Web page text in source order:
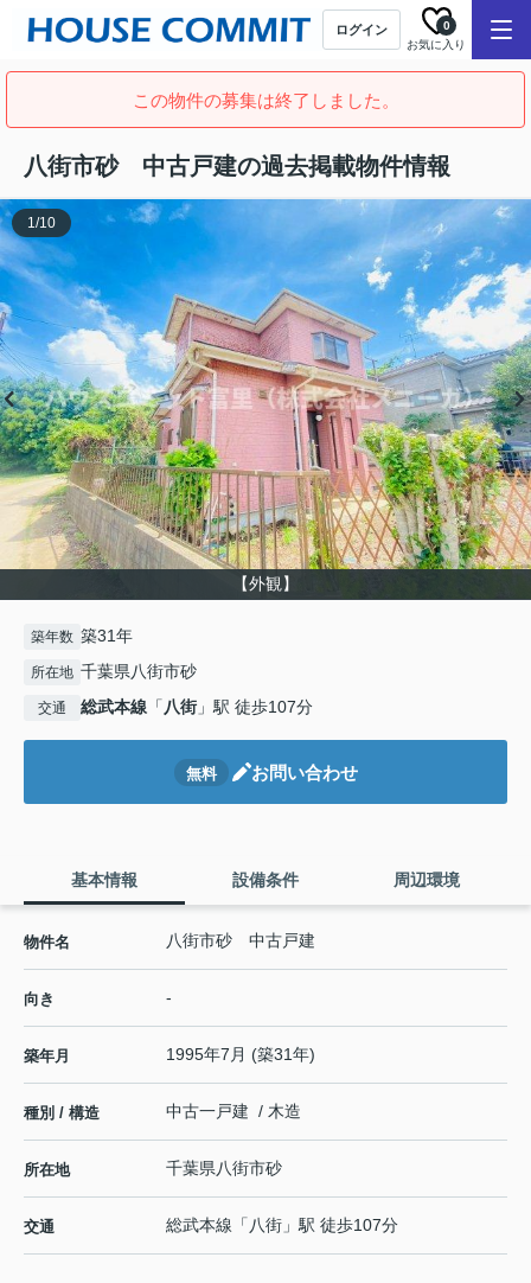
ログイン
お気に入り
0
この物件の募集は終了しました。
八街市砂 中古戸建の過去掲載物件情報
【外観】
1/10
築年数 築31年
所在地 千葉県八街市砂
交通 総武本線 「八街」駅 徒歩107分
無料 お問い合わせ
基本情報 設備条件 周辺環境
物件名 八街市砂 中古戸建
向き -
築年月 1995年7月 (築31年)
種別 / 構造 中古一戸建 / 木造
所在地 千葉県八街市砂
交通 総武本線 「 八街 」駅 徒歩107分